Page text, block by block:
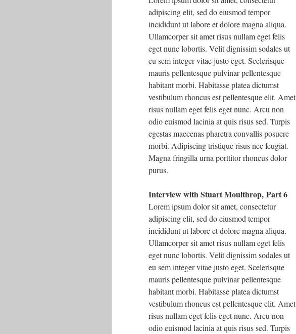
adipiscing elit, sed do eiusmod tempor
incididunt ut labore et dolore magna aliqua.
Ullamcorper sit amet risus nullam eget felis
eget nunc lobortis. Velit dignissim sodales ut
eu sem integer vitae justo eget. Scelerisque
mauris pellentesque pulvinar pellentesque
habitant morbi. Habitasse platea dictumst
vestibulum rhoncus est pellentesque elit. Amet
risus nullam eget felis eget nunc. Arcu non
odio euismod lacinia at quis risus sed. Turpis
egestas maecenas pharetra convallis posuere
morbi. Adipiscing tristique risus nec feugiat.
Magna fringilla urna porttitor rhoncus dolor
purus.
Interview with Stuart Moulthrop, Part 6
Lorem ipsum dolor sit amet, consectetur
adipiscing elit, sed do eiusmod tempor
incididunt ut labore et dolore magna aliqua.
Ullamcorper sit amet risus nullam eget felis
eget nunc lobortis. Velit dignissim sodales ut
eu sem integer vitae justo eget. Scelerisque
mauris pellentesque pulvinar pellentesque
habitant morbi. Habitasse platea dictumst
vestibulum rhoncus est pellentesque elit. Amet
risus nullam eget felis eget nunc. Arcu non
odio euismod lacinia at quis risus sed. Turpis